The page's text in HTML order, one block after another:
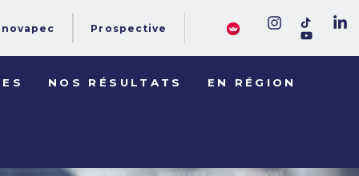
novapec Prospective
NOS RÉSULTATS EN RÉGION